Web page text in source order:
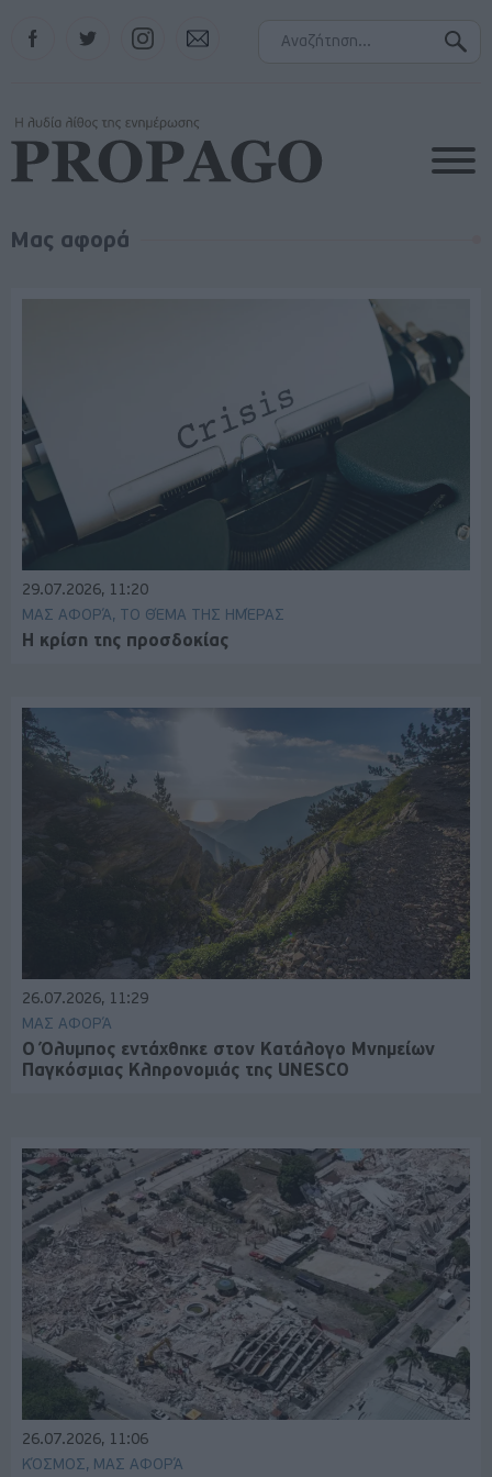
Instagram
Μας αφορά
29.07.2026, 11:20
ΜΑΣ ΑΦΟΡΆ, ΤΟ ΘΈΜΑ ΤΗΣ ΗΜΈΡΑΣ
Η κρίση της προσδοκίας
26.07.2026, 11:29
ΜΑΣ ΑΦΟΡΆ
Ο Όλυμπος εντάχθηκε στον Κατάλογο Μνημείων
Παγκόσμιας Κληρονομιάς της UNESCO
26.07.2026, 11:06
ΚΌΣΜΟΣ, ΜΑΣ ΑΦΟΡΆ